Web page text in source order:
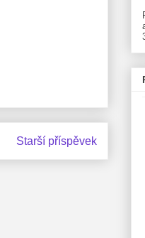
Starší příspěvek